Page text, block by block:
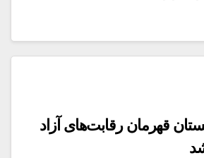
قهرمان رقابت‌های آزاد